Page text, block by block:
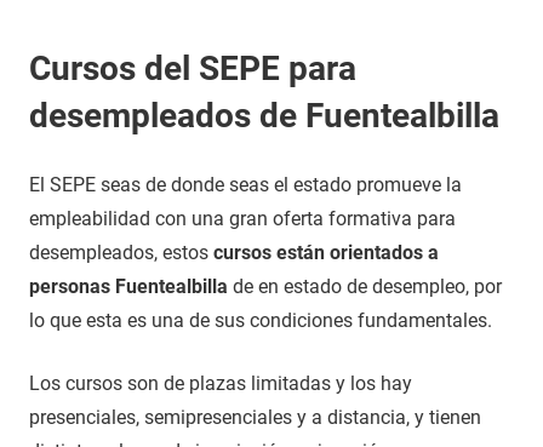
Cursos del SEPE para
desempleados de Fuentealbilla
El SEPE seas de donde seas el estado promueve la
empleabilidad con una gran oferta formativa para
desempleados, estos cursos están orientados a
personas Fuentealbilla de en estado de desempleo, por
lo que esta es una de sus condiciones fundamentales.
Los cursos son de plazas limitadas y los hay
presenciales, semipresenciales y a distancia, y tienen